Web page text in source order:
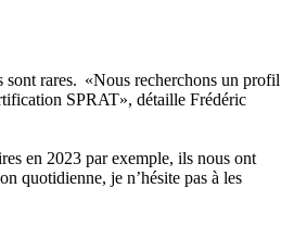
sont rares. «Nous recherchons un profil
SPRAT», détaille Frédéric
en 2023 par exemple, ils nous ont
quotidienne, je n’hésite pas à les